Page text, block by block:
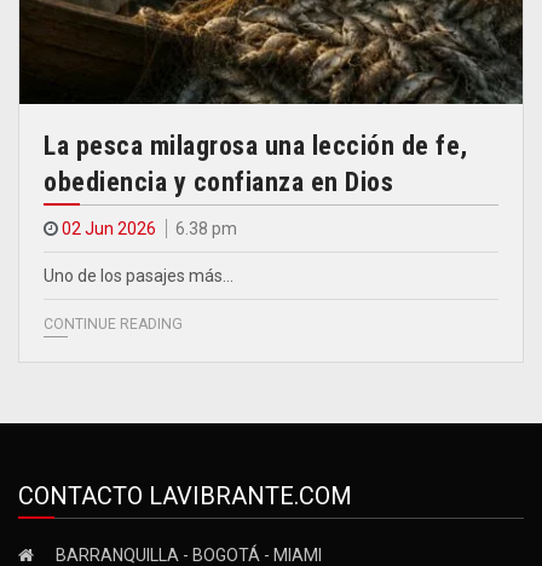
La pesca milagrosa una lección de fe,
obediencia y confianza en Dios
02 Jun 2026 6.38 pm
Uno de los pasajes más…
CONTINUE READING
CONTACTO LAVIBRANTE.COM
BARRANQUILLA - BOGOTÁ - MIAMI